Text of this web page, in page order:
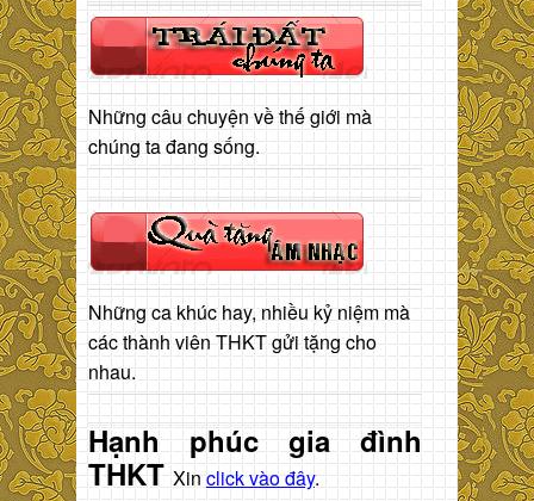
Những câu chuyện về thế giới mà
chúng ta đang sống.
Những ca khúc hay, nhiều kỷ niệm mà
các thành viên THKT gửi tặng cho
nhau.
Hạnh phúc gia đình
THKT Xin click vào đây.